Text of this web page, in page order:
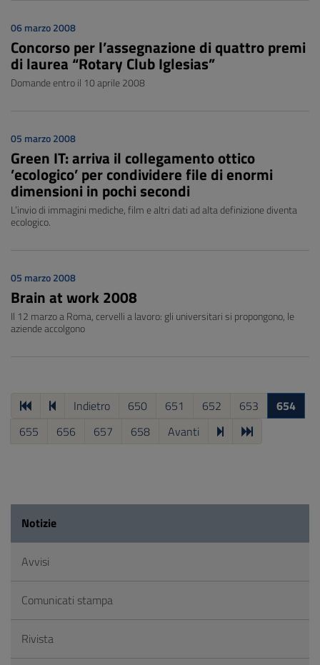
06 marzo 2008
Concorso per l’assegnazione di quattro premi
di laurea “Rotary Club Iglesias”
Domande entro il 10 aprile 2008
05 marzo 2008
Green IT: arriva il collegamento ottico
’ecologico’ per condividere file di enormi
dimensioni in pochi secondi
L’invio di immagini mediche, film e altri dati ad alta definizione diventa
ecologico.
05 marzo 2008
Brain at work 2008
Il 12 marzo a Roma, cervelli a lavoro: gli universitari si propongono, le
aziende accolgono
Indietro 650 651 652 653
654
655
656 657 658 Avanti
Notizie
Avvisi
Comunicati stampa
Rivista